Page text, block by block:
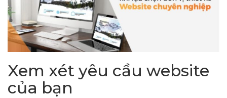
Xem xét yêu cầu website
của bạn